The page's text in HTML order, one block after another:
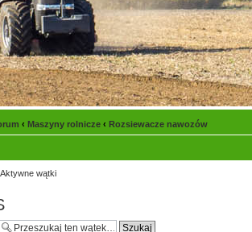
‹ Maszyny rolnicze ‹ Rozsiewacze nawozów
Aktywne wątki